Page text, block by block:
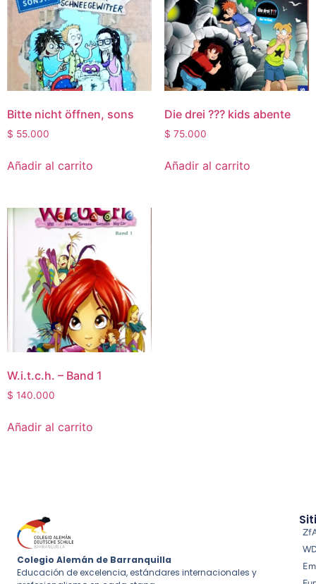
Bitte nicht öffnen, sons
$ 55.000
Añadir al carrito
Die drei ??? kids abente
$ 75.000
Añadir al carrito
W.i.t.c.h. – Band 1
$ 140.000
Añadir al carrito
Colegio Alemán de Barranquilla
Educación de excelencia, estándares internacionales y